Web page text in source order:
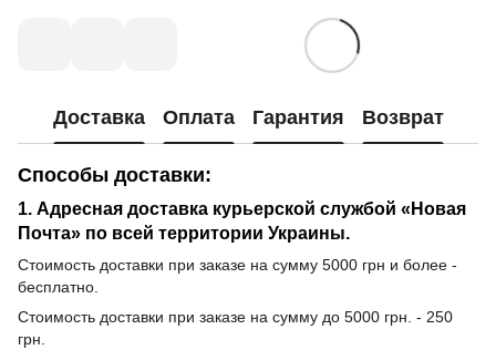
Доставка Оплата Гарантия Возврат
Способы доставки:
1. Адресная доставка курьерской службой «Новая
Почта» по всей территории Украины.
Стоимость доставки при заказе на сумму 5000 грн и более -
бесплатно.
Стоимость доставки при заказе на сумму до 5000 грн. - 250
грн.